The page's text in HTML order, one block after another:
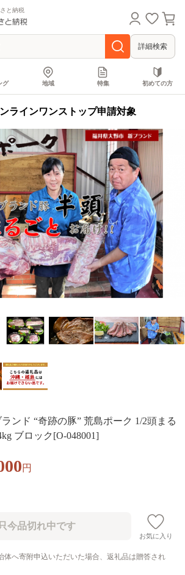
と納税
詳細検索
グ 地域 特集 初めての方
ラインワンストップ申請対象
ンド “奇跡の豚” 荒島ポーク 1/2頭まる
ブロック[O-048001]
円
お気に入り
体へ寄附申込いただいた場合、返礼品は贈答され